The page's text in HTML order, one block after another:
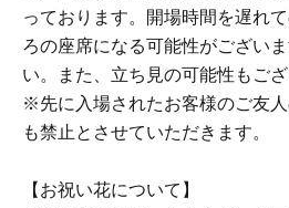
っております。開場時間を遅れ
ろの座席になる可能性がござい
い。また、立ち見の可能性もござ
※先に入場されたお客様のご友
も禁止とさせていただきます。
【お祝い花について】